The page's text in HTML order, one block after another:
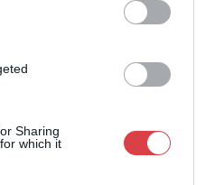
Sharing
which it